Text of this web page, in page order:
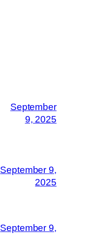
September
9, 2025
September 9,
2025
September 9,